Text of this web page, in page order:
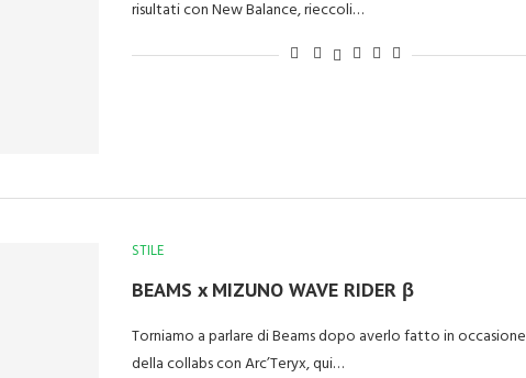
risultati con New Balance, rieccoli…
STILE
BEAMS x MIZUNO WAVE RIDER β
Torniamo a parlare di Beams dopo averlo fatto in occasione
della collabs con Arc’Teryx, qui…